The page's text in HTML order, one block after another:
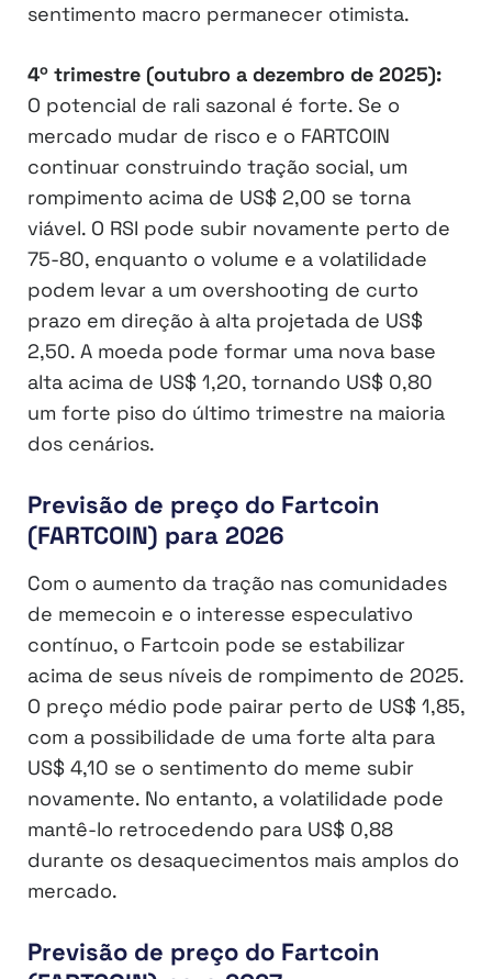
sentimento macro permanecer otimista.
4º trimestre (outubro a dezembro de 2025):
O potencial de rali sazonal é forte. Se o
mercado mudar de risco e o FARTCOIN
continuar construindo tração social, um
rompimento acima de US$ 2,00 se torna
viável. O RSI pode subir novamente perto de
75-80, enquanto o volume e a volatilidade
podem levar a um overshooting de curto
prazo em direção à alta projetada de US$
2,50. A moeda pode formar uma nova base
alta acima de US$ 1,20, tornando US$ 0,80
um forte piso do último trimestre na maioria
dos cenários.
Previsão de preço do Fartcoin
(FARTCOIN) para 2026
Com o aumento da tração nas comunidades
de memecoin e o interesse especulativo
contínuo, o Fartcoin pode se estabilizar
acima de seus níveis de rompimento de 2025.
O preço médio pode pairar perto de US$ 1,85,
com a possibilidade de uma forte alta para
US$ 4,10 se o sentimento do meme subir
novamente. No entanto, a volatilidade pode
mantê-lo retrocedendo para US$ 0,88
durante os desaquecimentos mais amplos do
mercado.
Previsão de preço do Fartcoin